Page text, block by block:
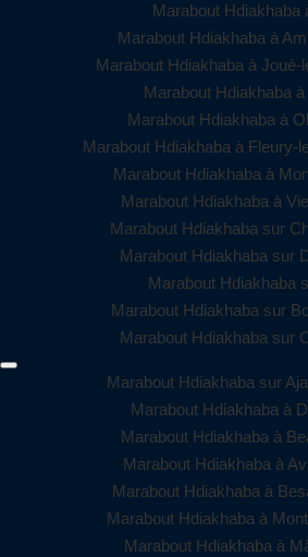
Marabout Hdiakhaba
Marabout Hdiakhaba à
Marabout Hdiakhaba à Joué-
Marabout Hdiakhaba
Marabout Hdiakhaba à
Marabout Hdiakhaba à Fleury-
Marabout Hdiakhaba à
Marabout Hdiakhaba à
Marabout Hdiakhaba sur
Marabout Hdiakhaba sur
Marabout Hdiakhaba
Marabout Hdiakhaba sur
Marabout Hdiakhaba sur
Marabout Hdiakhaba sur
Marabout Hdiakhaba à
Marabout Hdiakhaba à
Marabout Hdiakhaba à
Marabout Hdiakhaba à
Marabout Hdiakhaba à
Marabout Hdiakhaba à